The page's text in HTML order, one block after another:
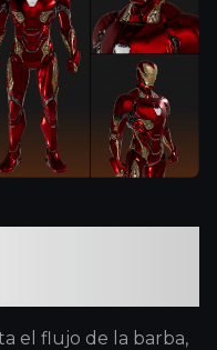
el flujo de la barba,